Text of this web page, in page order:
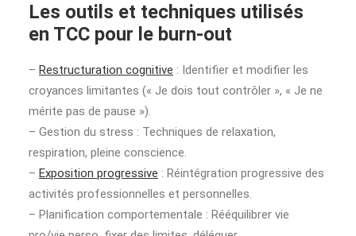
Les outils et techniques utilisés
en TCC pour le burn-out
– Restructuration cognitive : Identifier et modifier les
croyances limitantes (« Je dois tout contrôler », « Je ne
mérite pas de pause »).
– Gestion du stress : Techniques de relaxation,
respiration, pleine conscience.
– Exposition progressive : Réintégration progressive des
activités professionnelles et personnelles.
– Planification comportementale : Rééquilibrer vie